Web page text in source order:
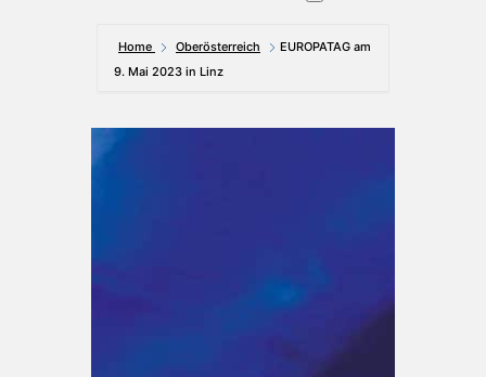
Home Oberösterreich
EUROPATAG am
9. Mai 2023 in Linz